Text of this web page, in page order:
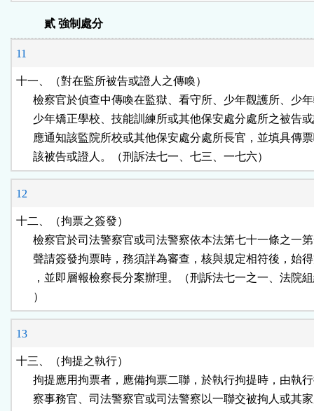
貳 強制處分
11
十一、（對在監所被告或證人之傳喚）
檢察官於偵查中傳喚在監獄、看守所、少年觀護所、少
少年矯正學校、技能訓練所或其他保安處分處所之被告
應通知該監院所校或其他保安處分處所長官，並填具傳
      該被告或證人。（刑訴法七一、七三、一七六）
12
十二、（拘票之簽發）
檢察官於司法警察官或司法警察依本法第七十一條之一
聲請簽發拘票時，務須詳為審查，核與規定相符後，始
，並即層報檢察長分案辦理。（刑訴法七一之一、法院
      ）
13
十三、（拘提之執行）
拘提應用拘票者，應備拘票二聯，於執行拘提時，由執
察事務官、司法警察官或司法警察以一聯交被拘人或其